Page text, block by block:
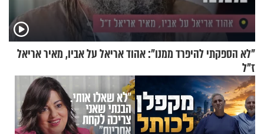
"לא הספקתי להיפרד ממנו": אהוד אריאל על אביו, מאיר אריאל
ז"ל